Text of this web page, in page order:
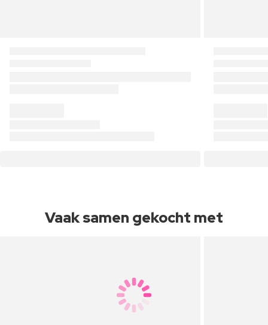
Vaak samen gekocht met